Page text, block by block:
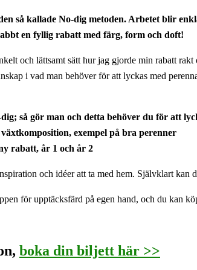
så kallade No-dig metoden. Arbetet blir
en fyllig rabatt med färg, form och doft!
och lättsamt sätt hur jag gjorde min rabatt
i vad man behöver för att lyckas med
så gör man och detta behöver du för att
exempel på bra perenner
rabatt, år 1 och år 2
och idéer att ta med hem. Självklart kan
för upptäcksfärd på egen hand, och du kan
boka din biljett här >>